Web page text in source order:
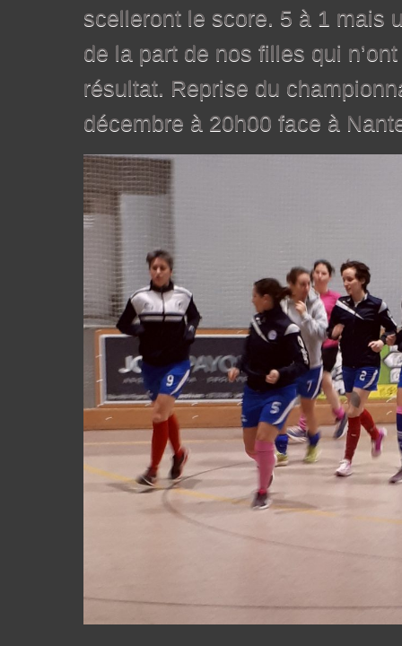
scelleront le score. 5 à 1 mais
de la part de nos filles qui
résultat. Reprise du
décembre à 20h00 face à